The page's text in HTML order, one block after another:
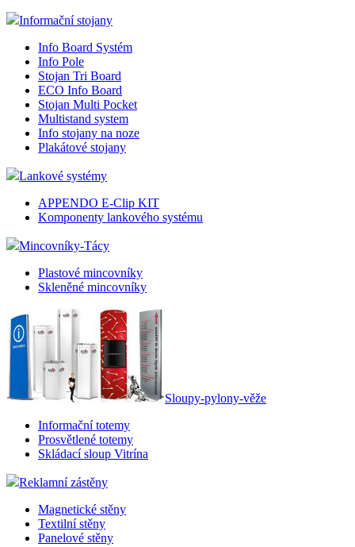
Informační stojany
Info Board Systém
Info Pole
Stojan Tri Board
ECO Info Board
Stojan Multi Pocket
Multistand system
Info stojany na noze
Plakátové stojany
Lankové systémy
APPENDO E-Clip KIT
Komponenty lankového systému
Mincovníky-Tácy
Plastové mincovníky
Skleněné mincovníky
Sloupy-pylony-věže
Informační totemy
Prosvětlené totemy
Skládací sloup Vitrína
Reklamní zástěny
Magnetické stěny
Textilní stěny
Panelové stěny